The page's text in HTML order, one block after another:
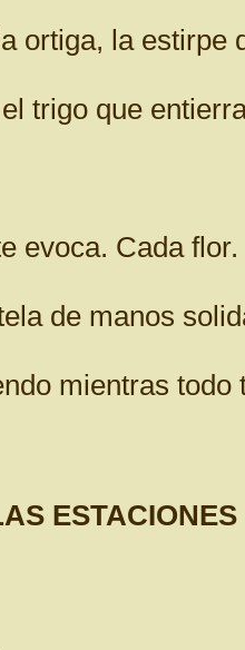
ortiga, la estirpe
trigo que
evoca. Cada
de manos
mientras todo
ESTACIONES